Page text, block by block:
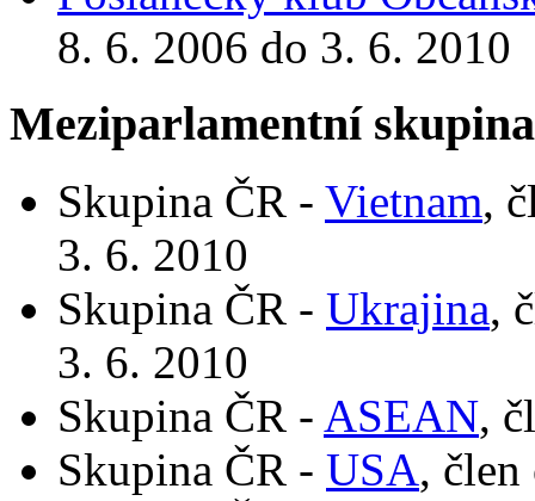
8. 6. 2006 do 3. 6. 2010
Meziparlamentní
Skupina ČR - Vietnam,
3. 6. 2010
Skupina ČR - Ukrajina,
3. 6. 2010
Skupina ČR - ASEAN,
Skupina ČR - USA,